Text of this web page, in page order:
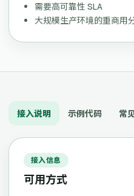
需要高可靠性 SLA
大规模生产环境的重商用
接入说明 示例代码 常
接入信息
可用方式